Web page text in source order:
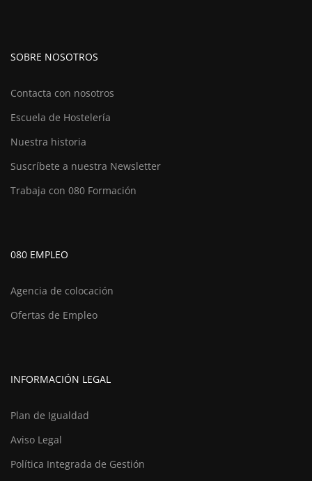
SOBRE NOSOTROS
Contacta con nosotros
Escuela de Hostelería
Nuestra historia
Suscríbete a nuestra Newsletter
Trabaja con 080 Formación
080 EMPLEO
Agencia de colocación
Ofertas de Empleo
INFORMACIÓN LEGAL
Plan de Igualdad
Aviso Legal
Política Integrada de Gestión